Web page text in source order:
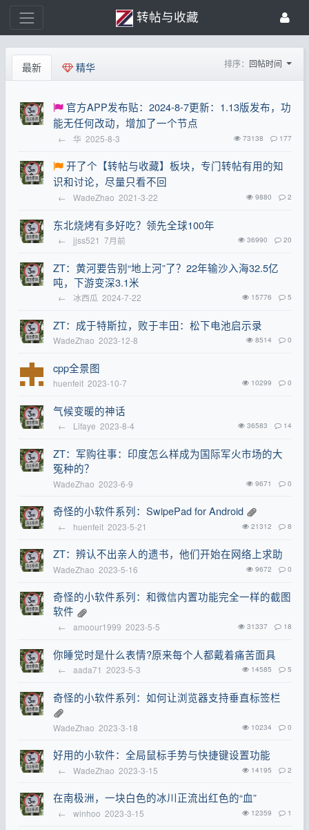
转帖与收藏
最新 精华 排序： 回帖时间
官方APP发布贴：2024-8-7更新：1.13版发布，功
能无任何改动，增加了一个节点
← 华 2025-8-3 73138 177
开了个【转帖与收藏】板块，专门转帖有用的知
识和讨论，尽量只看不回
← WadeZhao 2021-3-22 9880 2
东北烧烤有多好吃？领先全球100年
← jjss521 7月前 36990 20
ZT：黄河要告别“地上河”了？22年输沙入海32.5亿
吨，下游变深3.1米
← 冰西瓜 2024-7-22 15776 5
ZT：成于特斯拉，败于丰田：松下电池启示录
WadeZhao 2023-12-8 8514 0
cpp全景图
huenfeit 2023-10-7 10299 0
气候变暖的神话
← Lifaye 2023-8-4 36583 14
ZT：军购往事：印度怎么样成为国际军火市场的大
冤种的？
WadeZhao 2023-6-9 9671 0
奇怪的小软件系列：SwipePad for Android
← huenfeit 2023-5-21 21312 8
ZT：辨认不出亲人的遗书，他们开始在网络上求助
WadeZhao 2023-5-16 9672 0
奇怪的小软件系列：和微信内置功能完全一样的截图
软件
← amoour1999 2023-5-5 31337 18
你睡觉时是什么表情?原来每个人都戴着痛苦面具
← aada71 2023-5-3 14585 5
奇怪的小软件系列：如何让浏览器支持垂直标签栏
WadeZhao 2023-3-18 10234 0
好用的小软件：全局鼠标手势与快捷键设置功能
← WadeZhao 2023-3-15 14195 2
在南极洲，一块白色的冰川正流出红色的“血”
← winhoo 2023-3-15 12359 1